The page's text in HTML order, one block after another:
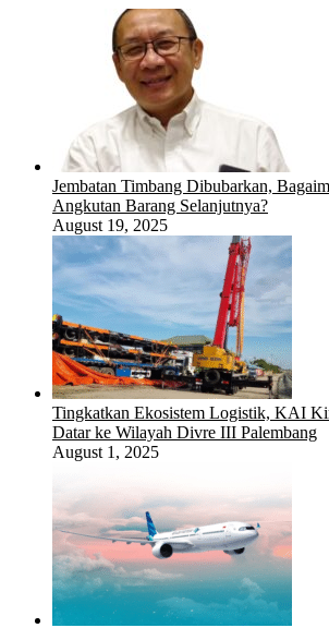
Jembatan Timbang Dibubarkan,
Angkutan Barang Selanjutnya?
August 19, 2025
Tingkatkan Ekosistem Logistik, KAI
Datar ke Wilayah Divre III Palembang
August 1, 2025